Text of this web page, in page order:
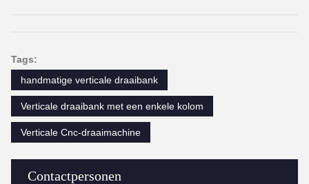
Contactpersonen
Tags:
handmatige verticale draaibank
Verticale draaibank met een enkele kolom
Verticale Cnc-draaimachine